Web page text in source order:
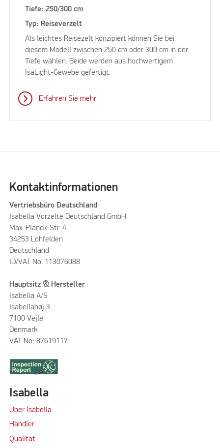
Tiefe: 250/300 cm
Typ: Reiseverzelt
Als leichtes Reisezelt konzipiert können Sie bei
diesem Modell zwischen 250 cm oder 300 cm in der
Tiefe wählen. Beide werden aus hochwertigem
IsaLight-Gewebe gefertigt.
Erfahren Sie mehr
Kontaktinformationen
Vertriebsbüro Deutschland
Isabella Vorzelte Deutschland GmbH
Max-Planck-Str. 4
34253 Lohfelden
Deutschland
ID/VAT No. 113076088
Hauptsitz & Hersteller
Isabella A/S
Isabellahøj 3
7100 Vejle
Denmark
VAT No: 87619117
Isabella
Über Isabella
Händler
Qualität